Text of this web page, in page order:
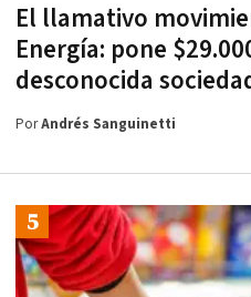
El llamativo
Energía: pone
desconocida
PorAndrés Sanguinetti